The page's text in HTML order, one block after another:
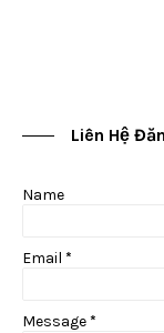
Liên Hệ
Name
Email *
Message*